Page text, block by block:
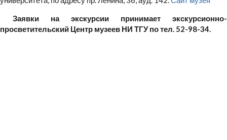
Заявки на экскурсии принимает экскурсионно-
просветительский Центр музеев НИ ТГУ по тел. 52-98-34.